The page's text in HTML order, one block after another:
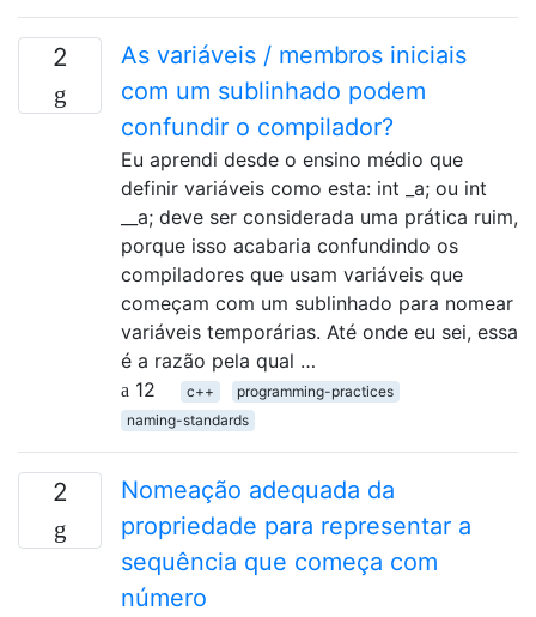
2
As variáveis ​​/ membros iniciais
com um sublinhado podem
confundir o compilador?
Eu aprendi desde o ensino médio que
definir variáveis ​​como esta: int _a; ou int
__a; deve ser considerada uma prática ruim,
porque isso acabaria confundindo os
compiladores que usam variáveis ​​que
começam com um sublinhado para nomear
variáveis ​​temporárias. Até onde eu sei, essa
é a razão pela qual …
12
c++
programming-practices
naming-standards
2
Nomeação adequada da
propriedade para representar a
sequência que começa com
número